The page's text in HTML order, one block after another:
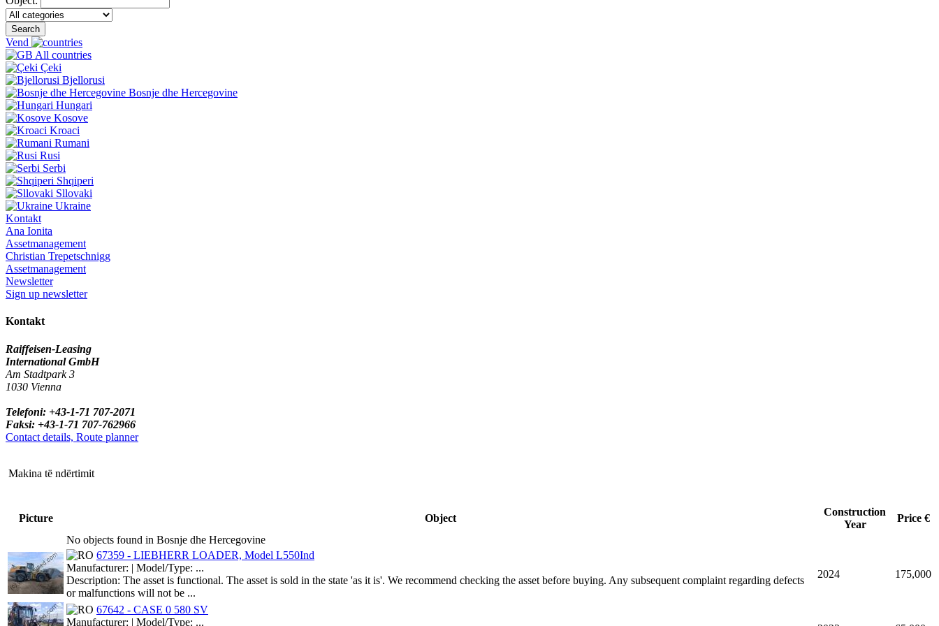
Search
Vend
All countries
Çeki
Bjellorusi
Bosnje dhe Hercegovine
Hungari
Kosove
Kroaci
Rumani
Rusi
Serbi
Shqiperi
Sllovaki
Ukraine
Kontakt
Ana Ionita
Assetmanagement
Christian Trepetschnigg
Assetmanagement
Newsletter
Sign up newsletter
Kontakt
Raiffeisen-Leasing
International GmbH
Am Stadtpark 3
1030 Vienna
Telefoni: +43-1-71 707-2071
Faksi: +43-1-71 707-762966
Contact details, Route planner
Makina të ndërtimit
Picture Object
Construction
Year
Price €
No objects found in Bosnje dhe Hercegovine
67359 - LIEBHERR LOADER, Model L550Ind
Manufacturer: | Model/Type: ...
Description: The asset is functional. The asset is sold in the state 'as it is'. We recommend checking the asset before buying. Any subsequent complaint regarding defects
or malfunctions will not be ...
2024 175,000
67642 - CASE 0 580 SV
Manufacturer: | Model/Type: ...